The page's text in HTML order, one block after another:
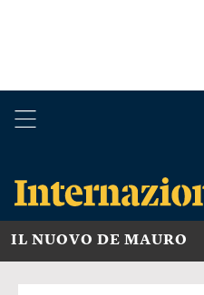
IL NUOVO DE MAURO